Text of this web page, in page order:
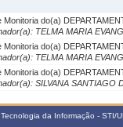
Monitoria do(a)
TELMA MARIA
Monitoria do(a)
TELMA MARIA
Monitoria do(a)
SILVANA SANTIAGO
da Informação - STI/